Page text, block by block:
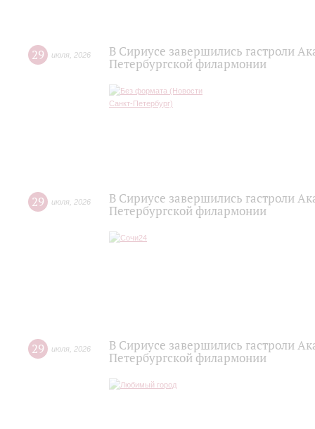
29 июля 2026
В Сириусе завершились гастроли
Петербургской филармонии
29 июля 2026
В Сириусе завершились гастроли
Петербургской филармонии
29 июля 2026
В Сириусе завершились гастроли
Петербургской филармонии